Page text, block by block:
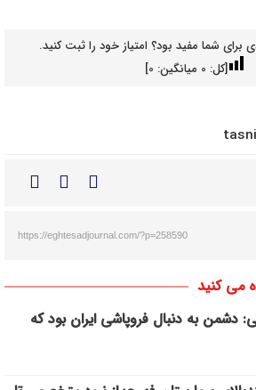
برای شما مفید بود؟ امتیاز خود را ثبت کنید.
[کل: 0میانگین: 0
]
https://eghtesadjournal.com/?p=258590
می کنید
دشمن به دنبال فروپاشی ایران بود که